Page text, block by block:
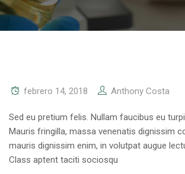
febrero 14, 2018 Anthony Costa
Sed eu pretium felis. Nullam faucibus eu
Mauris fringilla, massa venenatis dignissim
mauris dignissim enim, in volutpat augue
Class aptent taciti sociosqu